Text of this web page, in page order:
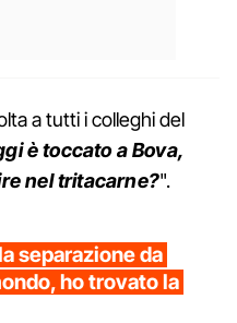
a tutti i colleghi del
è toccato a Bova,
nel tritacarne?".
separazione da
ho trovato la